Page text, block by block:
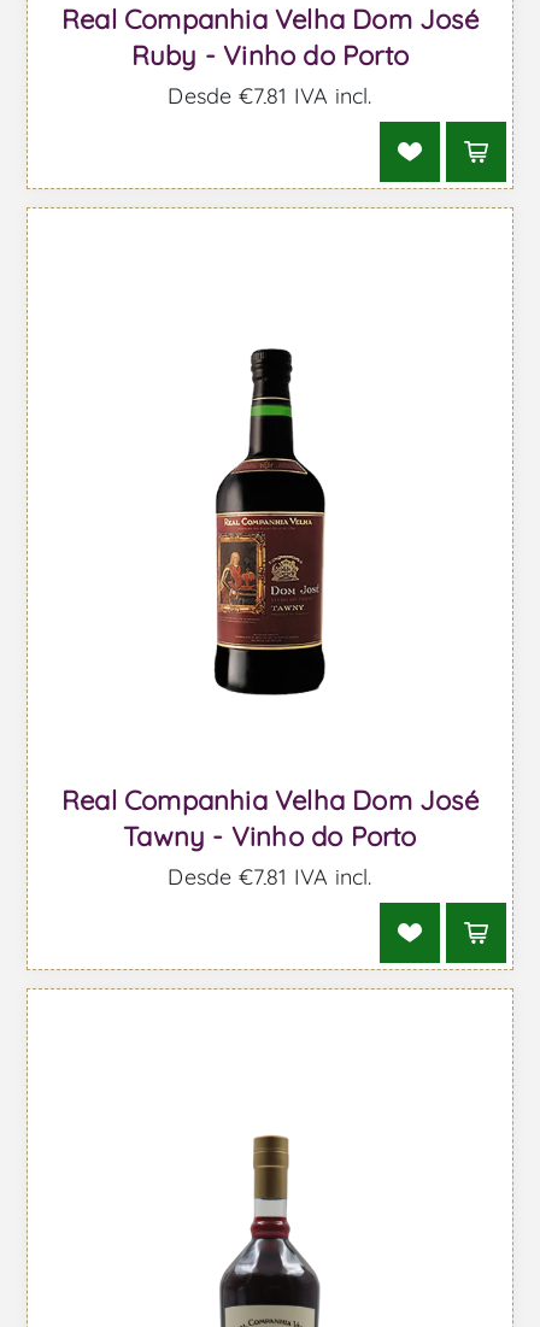
Real Companhia Velha Dom José
Ruby - Vinho do Porto
Desde €7,81 IVA incl.
Real Companhia Velha Dom José
Tawny - Vinho do Porto
Desde €7,81 IVA incl.